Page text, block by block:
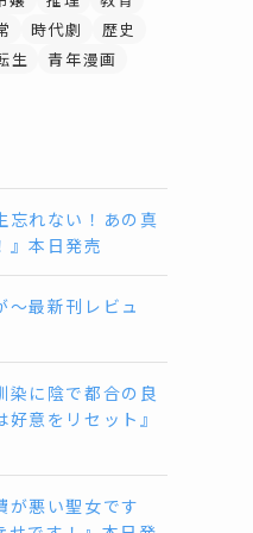
時代劇
歴史
生
青年漫画
忘れない！あの真
』本日発売
〜最新刊レビュ
染に陰で都合の良
意をリセット』
が悪い聖女です